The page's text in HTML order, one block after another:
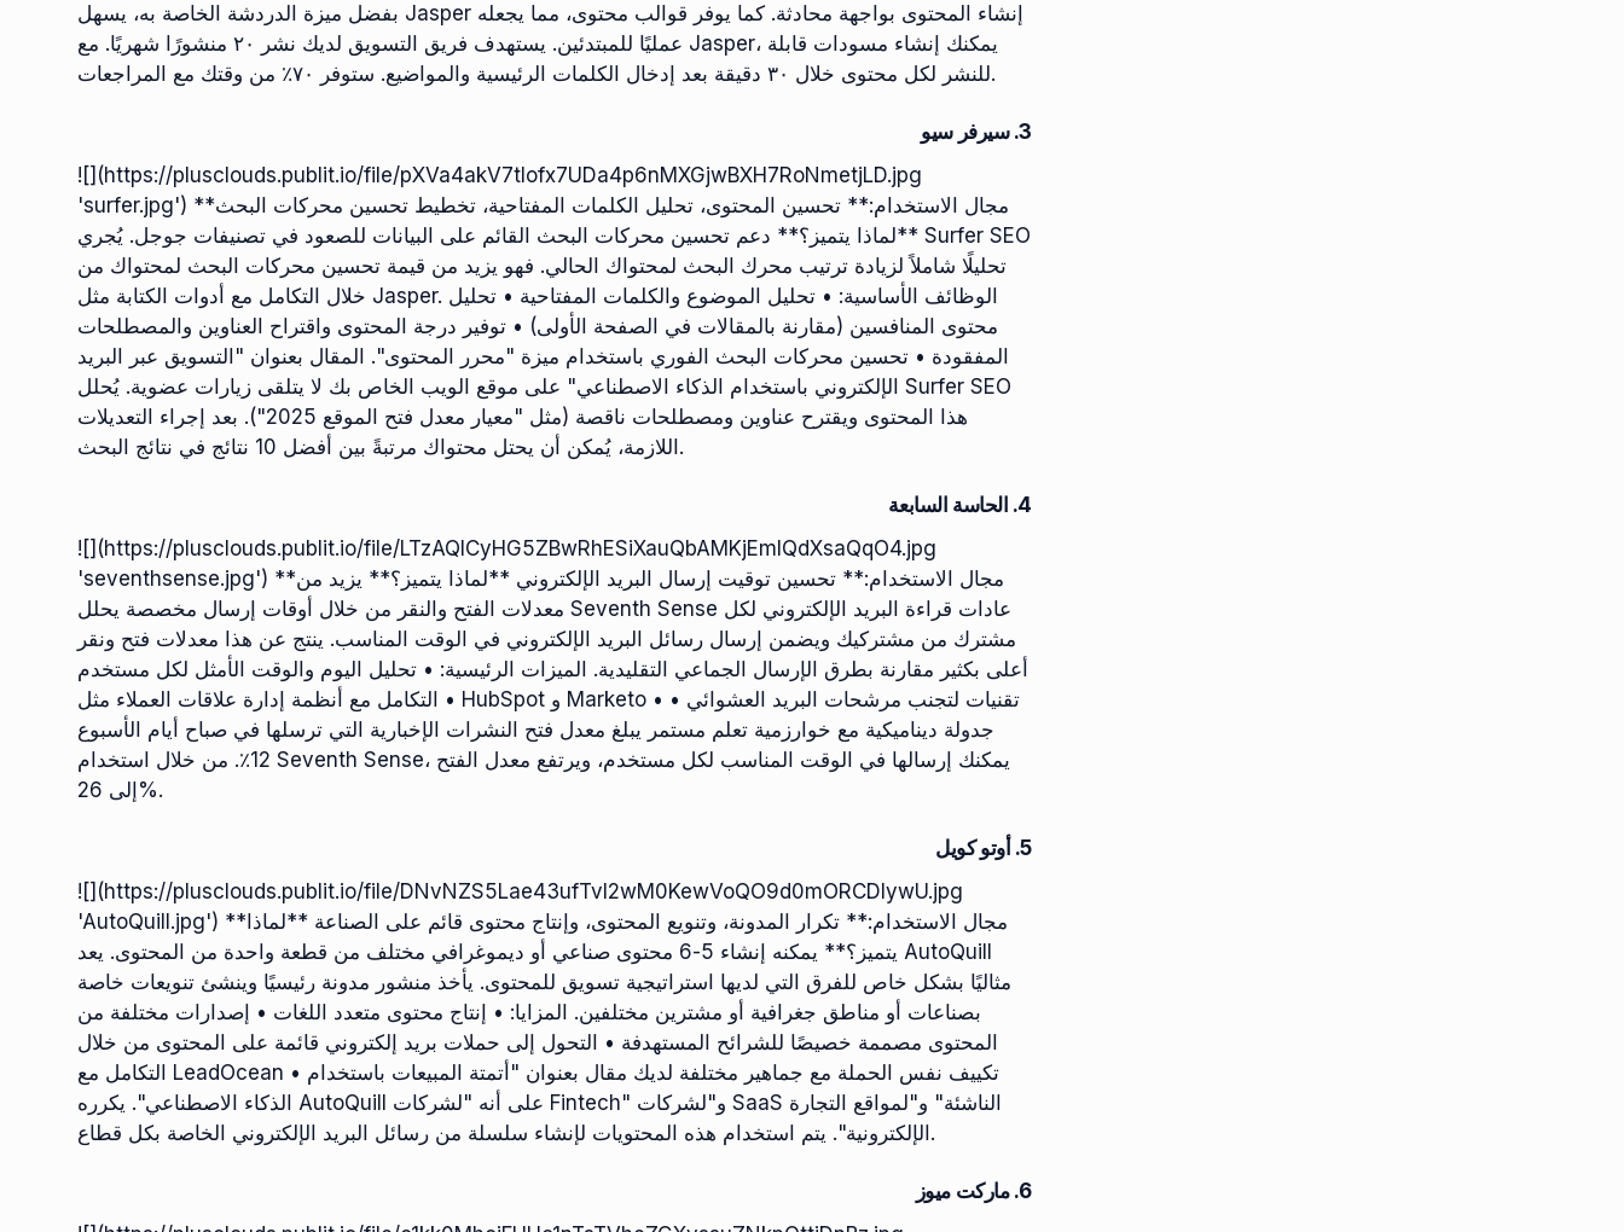
بفضل ميزة الدردشة الخاصة به، يسهل Jasper إنشاء المحتوى بواجهة محادثة. كما يوفر قوالب محتوى، مما يجعله
عمليًا للمبتدئين. يستهدف فريق التسويق لديك نشر ٢٠ منشورًا شهريًا. مع Jasper، يمكنك إنشاء مسودات قابلة
للنشر لكل محتوى خلال ٣٠ دقيقة بعد إدخال الكلمات الرئيسية والمواضيع. ستوفر ٧٠٪ من وقتك مع المراجعات.
3. سيرفر سيو
![](https://plusclouds.publit.io/file/pXVa4akV7tlofx7UDa4p6nMXGjwBXH7RoNmetjLD.jpg
'surfer.jpg') **مجال الاستخدام:** تحسين المحتوى، تحليل الكلمات المفتاحية، تخطيط تحسين محركات البحث
**لماذا يتميز؟** دعم تحسين محركات البحث القائم على البيانات للصعود في تصنيفات جوجل. يُجري Surfer SEO
تحليلًا شاملاً لزيادة ترتيب محرك البحث لمحتواك الحالي. فهو يزيد من قيمة تحسين محركات البحث لمحتواك من
خلال التكامل مع أدوات الكتابة مثل Jasper. الوظائف الأساسية: • تحليل الموضوع والكلمات المفتاحية • تحليل
محتوى المنافسين (مقارنة بالمقالات في الصفحة الأولى) • توفير درجة المحتوى واقتراح العناوين والمصطلحات
المفقودة • تحسين محركات البحث الفوري باستخدام ميزة "محرر المحتوى". المقال بعنوان "التسويق عبر البريد
الإلكتروني باستخدام الذكاء الاصطناعي" على موقع الويب الخاص بك لا يتلقى زيارات عضوية. يُحلل Surfer SEO
هذا المحتوى ويقترح عناوين ومصطلحات ناقصة (مثل "معيار معدل فتح الموقع 2025"). بعد إجراء التعديلات
اللازمة، يُمكن أن يحتل محتواك مرتبةً بين أفضل 10 نتائج في نتائج البحث.
4. الحاسة السابعة
![](https://plusclouds.publit.io/file/LTzAQICyHG5ZBwRhESiXauQbAMKjEmlQdXsaQqO4.jpg
'seventhsense.jpg') **مجال الاستخدام:** تحسين توقيت إرسال البريد الإلكتروني **لماذا يتميز؟** يزيد من
معدلات الفتح والنقر من خلال أوقات إرسال مخصصة يحلل Seventh Sense عادات قراءة البريد الإلكتروني لكل
مشترك من مشتركيك ويضمن إرسال رسائل البريد الإلكتروني في الوقت المناسب. ينتج عن هذا معدلات فتح ونقر
أعلى بكثير مقارنة بطرق الإرسال الجماعي التقليدية. الميزات الرئيسية: • تحليل اليوم والوقت الأمثل لكل مستخدم
• التكامل مع أنظمة إدارة علاقات العملاء مثل HubSpot و Marketo • تقنيات لتجنب مرشحات البريد العشوائي •
جدولة ديناميكية مع خوارزمية تعلم مستمر يبلغ معدل فتح النشرات الإخبارية التي ترسلها في صباح أيام الأسبوع
12٪. من خلال استخدام Seventh Sense، يمكنك إرسالها في الوقت المناسب لكل مستخدم، ويرتفع معدل الفتح
إلى 26%.
5. أوتو كويل
![](https://plusclouds.publit.io/file/DNvNZS5Lae43ufTvl2wM0KewVoQO9d0mORCDlywU.jpg
'AutoQuill.jpg') **مجال الاستخدام:** تكرار المدونة، وتنويع المحتوى، وإنتاج محتوى قائم على الصناعة **لماذا
يتميز؟** يمكنه إنشاء 5-6 محتوى صناعي أو ديموغرافي مختلف من قطعة واحدة من المحتوى. يعد AutoQuill
مثاليًا بشكل خاص للفرق التي لديها استراتيجية تسويق للمحتوى. يأخذ منشور مدونة رئيسيًا وينشئ تنويعات خاصة
بصناعات أو مناطق جغرافية أو مشترين مختلفين. المزايا: • إنتاج محتوى متعدد اللغات • إصدارات مختلفة من
المحتوى مصممة خصيصًا للشرائح المستهدفة • التحول إلى حملات بريد إلكتروني قائمة على المحتوى من خلال
التكامل مع LeadOcean • تكييف نفس الحملة مع جماهير مختلفة لديك مقال بعنوان "أتمتة المبيعات باستخدام
الذكاء الاصطناعي". يكرره AutoQuill على أنه "لشركات Fintech" و"لشركات SaaS الناشئة" و"لمواقع التجارة
الإلكترونية". يتم استخدام هذه المحتويات لإنشاء سلسلة من رسائل البريد الإلكتروني الخاصة بكل قطاع.
6. ماركت ميوز